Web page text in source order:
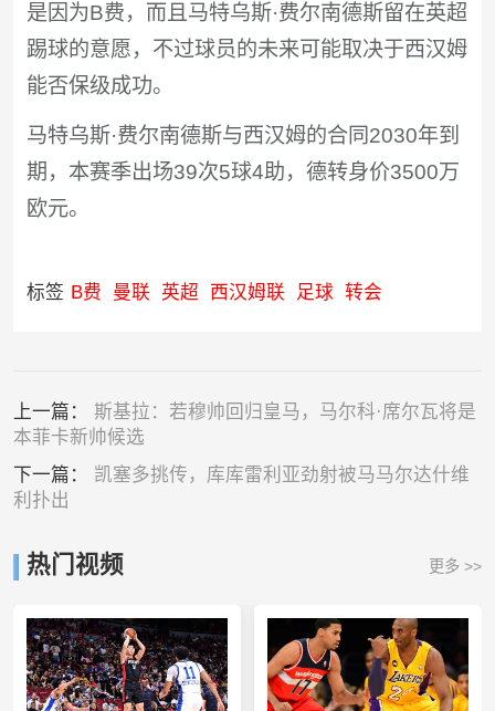
是因为B费，而且马特乌斯·费尔南德斯留在英超
踢球的意愿，不过球员的未来可能取决于西汉姆
能否保级成功。
马特乌斯·费尔南德斯与西汉姆的合同2030年到
期，本赛季出场39次5球4助，德转身价3500万
欧元。
标签 B费 曼联 英超 西汉姆联 足球 转会
上一篇： 斯基拉：若穆帅回归皇马，马尔科·席尔瓦将是
本菲卡新帅候选
下一篇： 凯塞多挑传，库库雷利亚劲射被马马尔达什维
利扑出
热门视频 更多 >>